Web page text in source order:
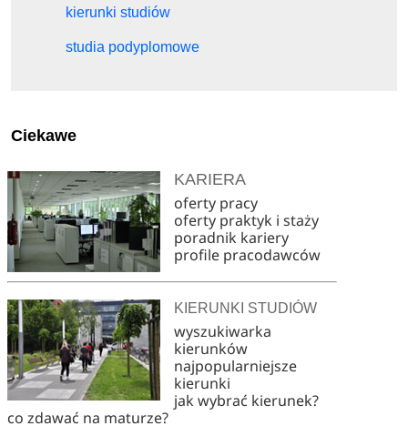
kierunki studiów
studia podyplomowe
Ciekawe
KARIERA
oferty pracy
oferty praktyk i staży
poradnik kariery
profile pracodawców
KIERUNKI STUDIÓW
wyszukiwarka
kierunków
najpopularniejsze
kierunki
jak wybrać kierunek?
co zdawać na maturze?